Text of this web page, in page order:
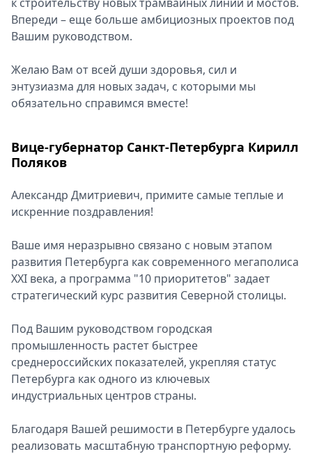
Впереди – еще больше амбициозных проектов под
Вашим руководством.
Желаю Вам от всей души здоровья, сил и
энтузиазма для новых задач, с которыми мы
обязательно справимся вместе!
Вице-губернатор Санкт-Петербурга Кирилл
Поляков
Александр Дмитриевич, примите самые теплые и
искренние поздравления!
Ваше имя неразрывно связано с новым этапом
развития Петербурга как современного мегаполиса
XXI века, а программа "10 приоритетов" задает
стратегический курс развития Северной столицы.
Под Вашим руководством городская
промышленность растет быстрее
среднероссийских показателей, укрепляя статус
Петербурга как одного из ключевых
индустриальных центров страны.
Благодаря Вашей решимости в Петербурге удалось
реализовать масштабную транспортную реформу.